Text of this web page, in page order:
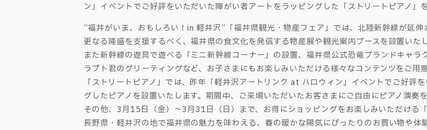
ン」イベントでご好評をいただいた障がい者アートをラッピングした「ストリートピアノ」
“福井がいま、おもしろい！in 軽井沢“「福井県観光・物産フェア」では、北陸新幹線が延
更なる隆盛を支援するべく、福井県の食文化を発信する物産展や観光案内ブースを設置いたし
また新幹線の遊具で遊べる「ミニ新幹線コーナー」の設置、福井県公式恐竜ブランドキャ
ラプト君のグリーティングなど、お子さまにもお楽しみいただける様々なコンテンツをご用意
「ストリートピアノ」では、昨年「軽井沢アートリンク at ハロウィン」イベントでご好評
グしたピアノを設置いたします。期間中、ご来場いただいたお客さまにご自由にピアノ演奏
その他、3月15日（金）～3月31日（日）まで、お得にショッピングをお楽しみいただける
長野県・軽井沢の地で福井県の魅力を味わえる、春の暖かな陽気にぴったりのお買い物や体